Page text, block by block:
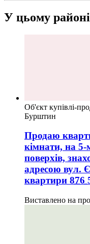
У цьому
Об'єкт купівлі-
Бурштин
Продаю
кімнати, на 5-
поверхів,
адресою вул.
квартири 876
Виставлено на